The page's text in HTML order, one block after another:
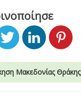
Μακεδονίας Θράκης